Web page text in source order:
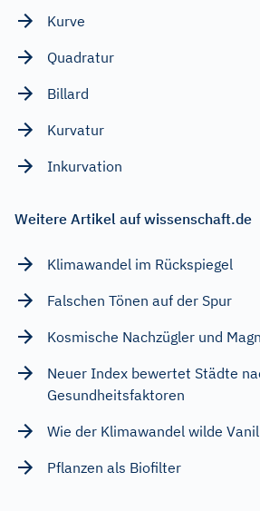
Kurve
Quadratur
Billard
Kurvatur
Inkurvation
Weitere Artikel auf wissenschaft.de
Klimawandel im Rückspiegel
Falschen Tönen auf der Spur
Kosmische Nachzügler und
Neuer Index bewertet Städte
Gesundheitsfaktoren
Wie der Klimawandel wilde
Pflanzen als Biofilter